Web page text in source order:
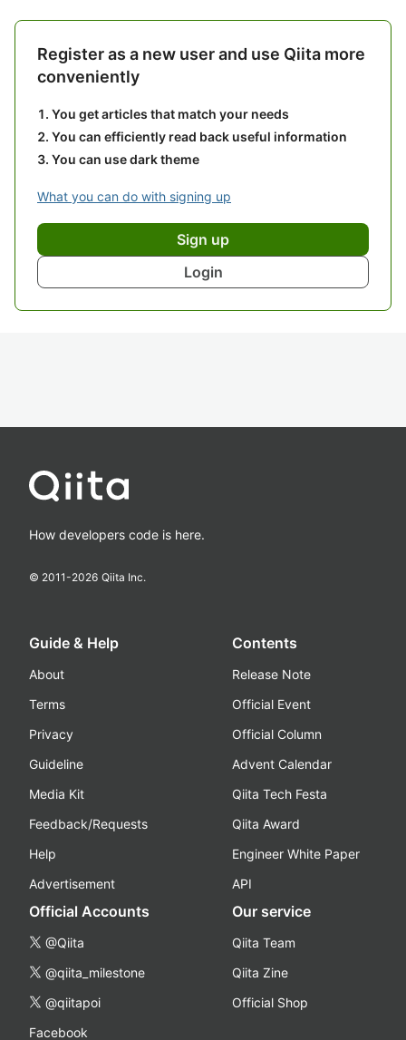
Register as a new user and use Qiita more
conveniently
You get articles that match your needs
You can efficiently read back useful information
You can use dark theme
What you can do with signing up
Sign up
Login
How developers code is here.
© 2011-2026 Qiita Inc.
Guide & Help
About
Terms
Privacy
Guideline
Media Kit
Feedback/Requests
Help
Advertisement
Contents
Release Note
Official Event
Official Column
Advent Calendar
Qiita Tech Festa
Qiita Award
Engineer White Paper
API
Official Accounts
@Qiita
@qiita_milestone
@qiitapoi
Facebook
Our service
Qiita Team
Qiita Zine
Official Shop